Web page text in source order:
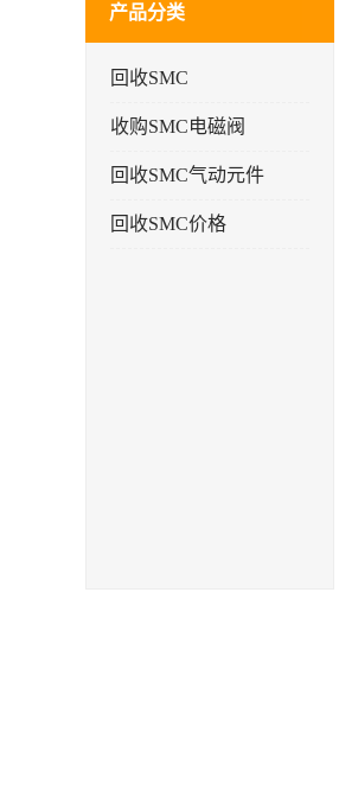
产品分类
回收SMC
收购SMC电磁阀
回收SMC气动元件
回收SMC价格